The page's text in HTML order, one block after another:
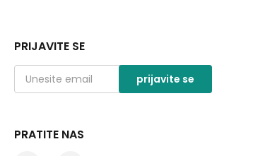
PRIJAVITE SE
prijavite se
PRATITE NAS